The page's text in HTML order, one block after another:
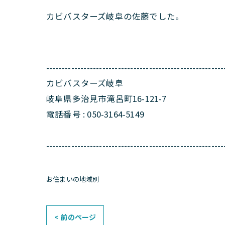
カビバスターズ岐阜の佐藤でした。
カビバスターズ岐阜
岐阜県多治見市滝呂町16-121-7
電話番号 : 050-3164-5149
お住まいの地域別
< 前のページ